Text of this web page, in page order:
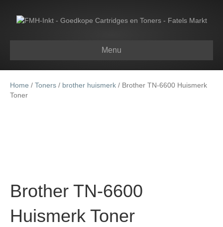
Menu
Home / Toners / brother huismerk / Brother TN-6600 Huismerk
Toner
Brother TN-6600
Huismerk Toner